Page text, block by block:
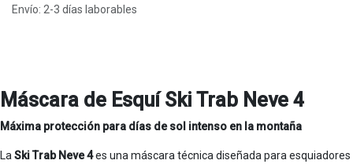
Envío: 2-3 días laborables
Máscara de Esquí Ski Trab Neve 4
Máxima protección para días de sol intenso en la montaña
La Ski Trab Neve 4es una máscara técnica diseñada para esquiadores